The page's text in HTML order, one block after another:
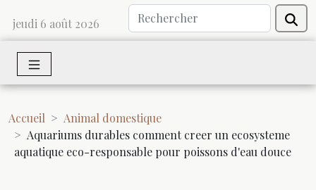
jeudi 6 août 2026
Accueil
Animal domestique
Aquariums durables comment creer un ecosysteme
aquatique eco-responsable pour poissons d'eau douce